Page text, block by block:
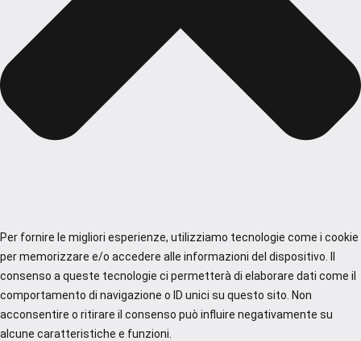
Per fornire le migliori esperienze, utilizziamo tecnologie come i cookie
per memorizzare e/o accedere alle informazioni del dispositivo. Il
consenso a queste tecnologie ci permetterà di elaborare dati come il
comportamento di navigazione o ID unici su questo sito. Non
acconsentire o ritirare il consenso può influire negativamente su
alcune caratteristiche e funzioni.